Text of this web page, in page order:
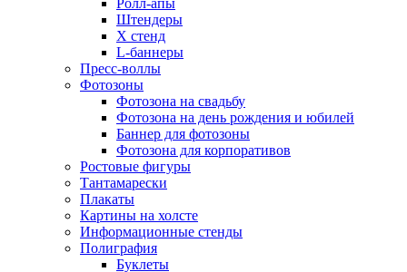
Ролл-апы
Штендеры
Х стенд
L-баннеры
Пресс-воллы
Фотозоны
Фотозона на свадьбу
Фотозона на день рождения и юбилей
Баннер для фотозоны
Фотозона для корпоративов
Ростовые фигуры
Тантамарески
Плакаты
Картины на холсте
Информационные стенды
Полиграфия
Буклеты